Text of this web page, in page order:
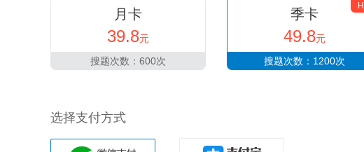
月卡
39.8元
搜题次数：600次
季卡
49.8元
搜题次数：1200次
选择支付方式